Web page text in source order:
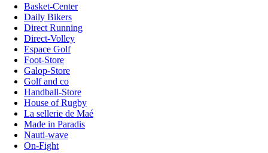
Basket-Center
Daily Bikers
Direct Running
Direct-Volley
Espace Golf
Foot-Store
Galop-Store
Golf and co
Handball-Store
House of Rugby
La sellerie de Maé
Made in Paradis
Nauti-wave
On-Fight